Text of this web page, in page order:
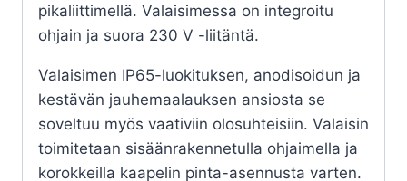
pikaliittimellä. Valaisimessa on integroitu
ohjain ja suora 230 V -liitäntä.
Valaisimen IP65-luokituksen, anodisoidun ja
kestävän jauhemaalauksen ansiosta se
soveltuu myös vaativiin olosuhteisiin. Valaisin
toimitetaan sisäänrakennetulla ohjaimella ja
korokkeilla kaapelin pinta-asennusta varten.